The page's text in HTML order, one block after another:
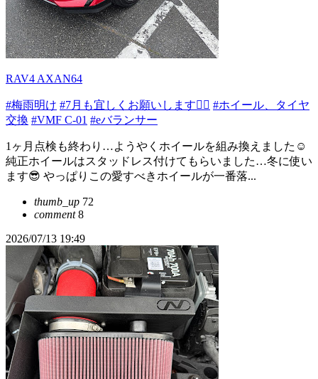
RAV4 AXAN64
#梅雨明け #7月も宜しくお願いします🙇‍♂️ #ホイール、タイヤ
交換 #VMF C-01 #eバランサー
1ヶ月点検も終わり…ようやくホイールを組み換えました☺
純正ホイールはスタッドレス付けてもらいました…冬に使い
ます😎 やっぱりこの愛すべきホイールが一番落...
thumb_up 72
comment8
2026/07/13 19:49